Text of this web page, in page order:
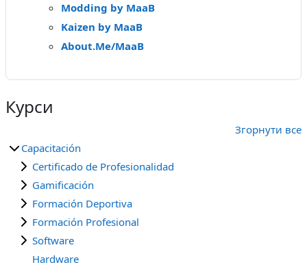
Modding by MaaB
Kaizen by MaaB
About.Me/MaaB
Курси
Згорнути все
Capacitación
Certificado de Profesionalidad
Gamificación
Formación Deportiva
Formación Profesional
Software
Hardware